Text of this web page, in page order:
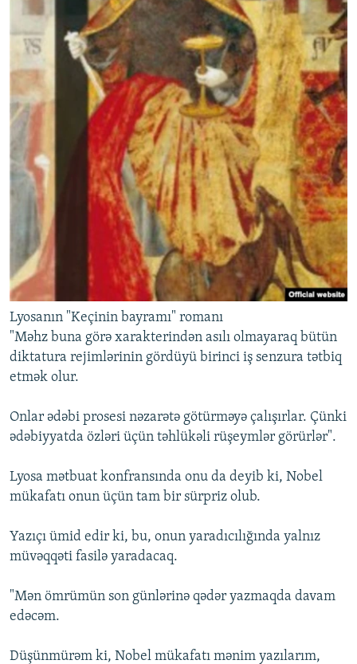
Lyosanın "Keçinin bayramı" romanı
"Məhz buna görə xarakterindən asılı olmayaraq bütün
diktatura rejimlərinin gördüyü birinci iş senzura tətbiq
etmək olur.
Onlar ədəbi prosesi nəzarətə götürməyə çalışırlar. Çünki
ədəbiyyatda özləri üçün təhlükəli rüşeymlər görürlər".
Lyosa mətbuat konfransında onu da deyib ki, Nobel
mükafatı onun üçün tam bir sürpriz olub.
Yazıçı ümid edir ki, bu, onun yaradıcılığında yalnız
müvəqqəti fasilə yaradacaq.
"Mən ömrümün son günlərinə qədər yazmaqda davam
edəcəm.
Düşünmürəm ki, Nobel mükafatı mənim yazılarım,